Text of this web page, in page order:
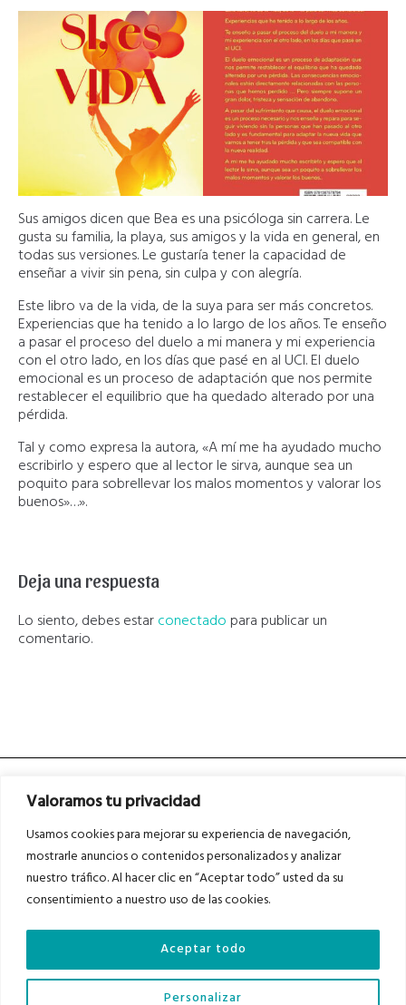
Valoramos tu privacidad
Usamos cookies para mejorar su experiencia de navegación,
mostrarle anuncios o contenidos personalizados y analizar
nuestro tráfico. Al hacer clic en “Aceptar todo” usted da su
consentimiento a nuestro uso de las cookies.
Personalizar
Aceptar todo
Sus amigos dicen que Bea es una psicóloga sin carrera. Le
gusta su familia, la playa, sus amigos y la vida en general, en
todas sus versiones. Le gustaría tener la capacidad de
enseñar a vivir sin pena, sin culpa y con alegría.
Este libro va de la vida, de la suya para ser más concretos.
Experiencias que ha tenido a lo largo de los años. Te enseño
a pasar el proceso del duelo a mi manera y mi experiencia
con el otro lado, en los días que pasé en al UCI. El duelo
emocional es un proceso de adaptación que nos permite
restablecer el equilibrio que ha quedado alterado por una
pérdida.
Tal y como expresa la autora, «A mí me ha ayudado mucho
escribirlo y espero que al lector le sirva, aunque sea un
poquito para sobrellevar los malos momentos y valorar los
buenos»…».
Deja una respuesta
Lo siento, debes estarconectado para publicar un
comentario.
Asociados a
Auditados por